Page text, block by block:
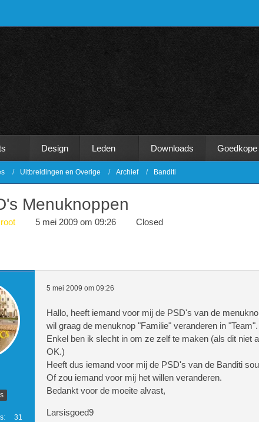
Design Leden Downloads
Uitbreidingen en Overige Archief Banditi
Menuknoppen
5 mei 2009 om 09:26 Closed
31
5 mei 2009 om 09:26
Hallo, heeft iemand voor mij de PSD's van de
wil graag de menuknop "Familie" veranderen in "Team".
Enkel ben ik slecht in om ze zelf te maken (als dit niet
OK.)
Heeft dus iemand voor mij de PSD's van de Banditi
Of zou iemand voor mij het willen veranderen.
Bedankt voor de moeite alvast,
Larsisgoed9